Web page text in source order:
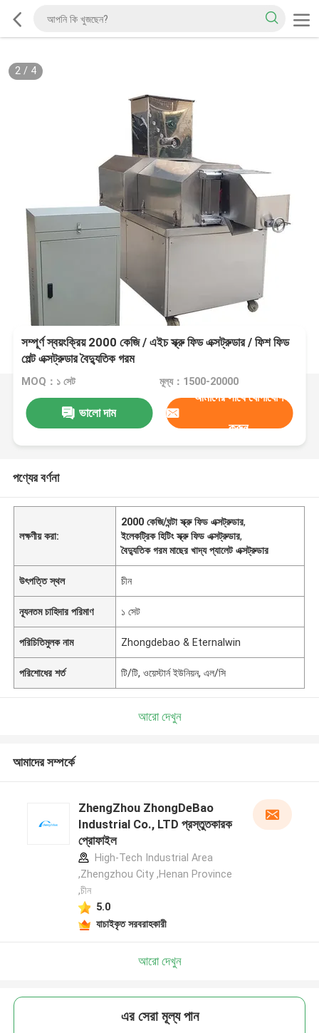
2/ 4
সম্পূর্ণ স্বয়ংক্রিয় 2000 কেজি / এইচ স্ক্রু ফিড এক্সট্রুডার / ফিশ ফিড
পেল্ট এক্সট্রুডার বৈদ্যুতিক গরম
MOQ：১ সেট মূল্য：1500-20000
ভালো দাম
আমাদের সাথে যোগাযোগ
করুন
পণ্যের বর্ণনা
লক্ষণীয় করা:
2000 কেজি/ঘন্টা স্ক্রু ফিড এক্সট্রুডার,
ইলেকট্রিক হিটিং স্ক্রু ফিড এক্সট্রুডার,
বৈদ্যুতিক গরম মাছের খাদ্য প্যালেট এক্সট্রুডার
উৎপত্তি স্থল চীন
ন্যূনতম চাহিদার পরিমাণ ১ সেট
পরিচিতিমুলক নাম Zhongdebao & Eternalwin
পরিশোধের শর্ত টি/টি, ওয়েস্টার্ন ইউনিয়ন, এল/সি
আরো দেখুন
আমাদের সম্পর্কে
ZhengZhou ZhongDeBao
Industrial Co., LTD প্রস্তুতকারক
প্রোফাইল
High-Tech Industrial Area
,Zhengzhou City ,Henan Province
,চীন
5.0
যাচাইকৃত সরবরাহকারী
আরো দেখুন
এর সেরা মূল্য পান